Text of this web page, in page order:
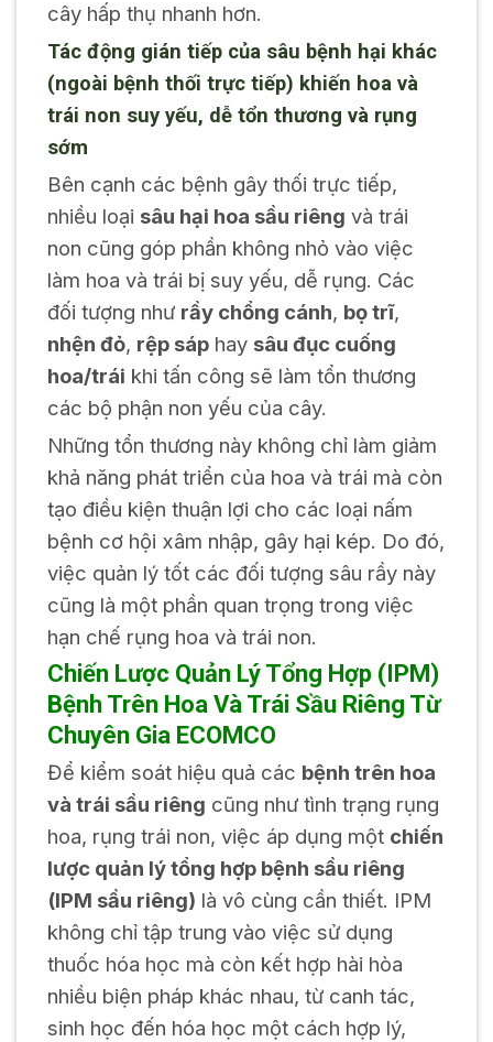
cây hấp thụ nhanh hơn.
Tác động gián tiếp của sâu bệnh hại khác
(ngoài bệnh thối trực tiếp) khiến hoa và
trái non suy yếu, dễ tổn thương và rụng
sớm
Bên cạnh các bệnh gây thối trực tiếp,
nhiều loại sâu hại hoa sầu riêng và trái
non cũng góp phần không nhỏ vào việc
làm hoa và trái bị suy yếu, dễ rụng. Các
đối tượng như rầy chổng cánh, bọ trĩ,
nhện đỏ, rệp sáphay sâu đục cuống
hoa/trái khi tấn công sẽ làm tổn thương
các bộ phận non yếu của cây.
Những tổn thương này không chỉ làm giảm
khả năng phát triển của hoa và trái mà còn
tạo điều kiện thuận lợi cho các loại nấm
bệnh cơ hội xâm nhập, gây hại kép. Do đó,
việc quản lý tốt các đối tượng sâu rầy này
cũng là một phần quan trọng trong việc
hạn chế rụng hoa và trái non.
Chiến Lược Quản Lý Tổng Hợp (IPM)
Bệnh Trên Hoa Và Trái Sầu Riêng Từ
Chuyên Gia ECOMCO
Để kiểm soát hiệu quả các bệnh trên hoa
và trái sầu riêng cũng như tình trạng rụng
hoa, rụng trái non, việc áp dụng một chiến
lược quản lý tổng hợp bệnh sầu riêng
(IPM sầu riêng) là vô cùng cần thiết. IPM
không chỉ tập trung vào việc sử dụng
thuốc hóa học mà còn kết hợp hài hòa
nhiều biện pháp khác nhau, từ canh tác,
sinh học đến hóa học một cách hợp lý,